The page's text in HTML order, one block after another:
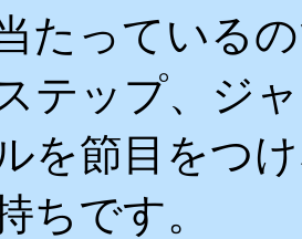
たっている
テップ、ジ
を節目をつ
ちです。